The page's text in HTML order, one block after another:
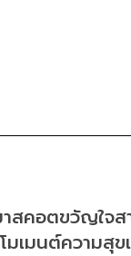
าสคอตขวัญใ
มนต์ความสุข